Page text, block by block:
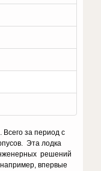
Всего за период с
Эта лодка
решений
впервые